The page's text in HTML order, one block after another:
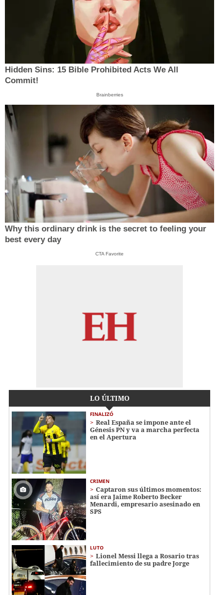
Hidden Sins: 15 Bible Prohibited Acts We All
Commit!
Brainberries
Why this ordinary drink is the secret to feeling your
best every day
CTA Favorite
LO ÚLTIMO
FINALIZÓ
Real España se impone ante el
Génesis PN y va a marcha perfecta
en el Apertura
CRIMEN
Captaron sus últimos momentos:
así era Jaime Roberto Becker
Menardi​​​, empresario asesinado en
SPS
LUTO
Lionel Messi llega a Rosario tras
fallecimiento de su padre Jorge